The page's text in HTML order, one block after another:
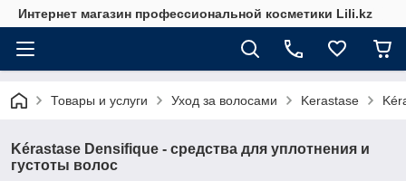
Интернет магазин профессиональной косметики Lili.kz
Товары и услуги Уход за волосами Kerastase
Kérastase Densifique - средства для уплотнения и
густоты волос